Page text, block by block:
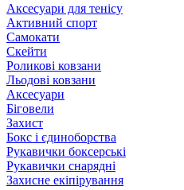
Аксесуари для тенісу
Активний спорт
Самокати
Скейти
Роликові ковзани
Льодові ковзани
Аксесуари
Біговели
Захист
Бокс і єдиноборства
Рукавички боксерські
Рукавички снарядні
Захисне екіпірування